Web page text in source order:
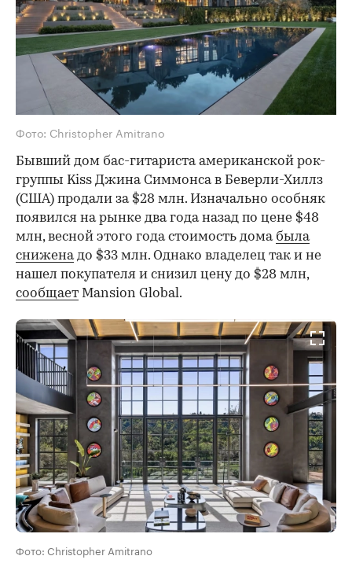
Фото: Christopher Amitrano
Бывший дом бас-гитариста американской рок-
группы Kiss Джина Симмонса в Беверли-Хиллз
(США) продали за $28 млн. Изначально особняк
появился на рынке два года назад по цене $48
млн, весной этого года стоимость дома была
сниженадо $33 млн. Однако владелец так и не
нашел покупателя и снизил цену до $28 млн,
сообщает Mansion Global.
Фото: Christopher Amitrano